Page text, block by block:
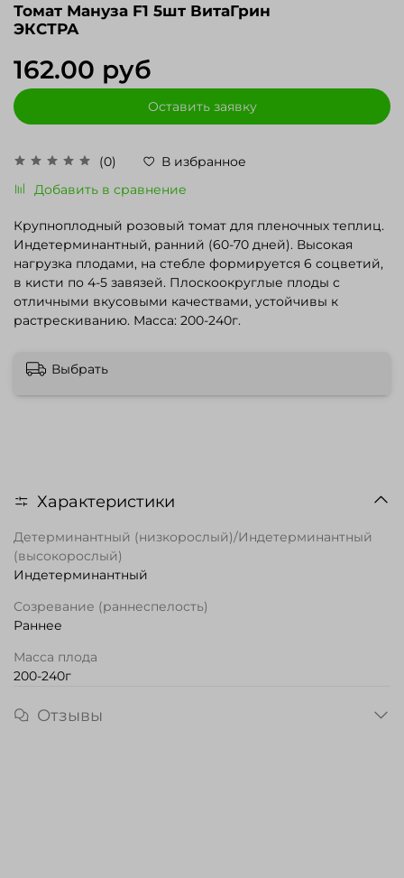
Томат Мануза F1 5шт ВитаГрин
ЭКСТРА
(0)
В избранное
Добавить в сравнение
162.00 руб
Оставить заявку
Крупноплодный розовый томат для пленочных теплиц.
Индетерминантный, ранний (60-70 дней). Высокая
нагрузка плодами, на стебле формируется 6 соцветий,
в кисти по 4-5 завязей. Плоскоокруглые плоды с
отличными вкусовыми качествами, устойчивы к
растрескиванию. Масса: 200-240г.
Выбрать
Характеристики
Детерминантный (низкорослый)/Индетерминантный
(высокорослый)
Индетерминантный
Созревание (раннеспелость)
Раннее
Масса плода
200-240г
Отзывы